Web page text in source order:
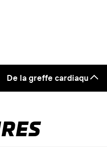
De la greffe cardiaqueHaut
page